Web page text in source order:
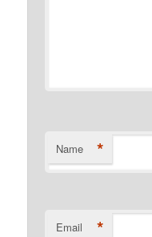
Name *
Email *